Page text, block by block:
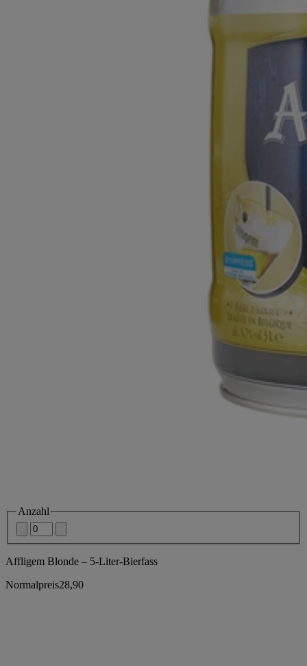
Anzahl
Affligem Blonde – 5-Liter-Bierfass
Normalpreis28,90